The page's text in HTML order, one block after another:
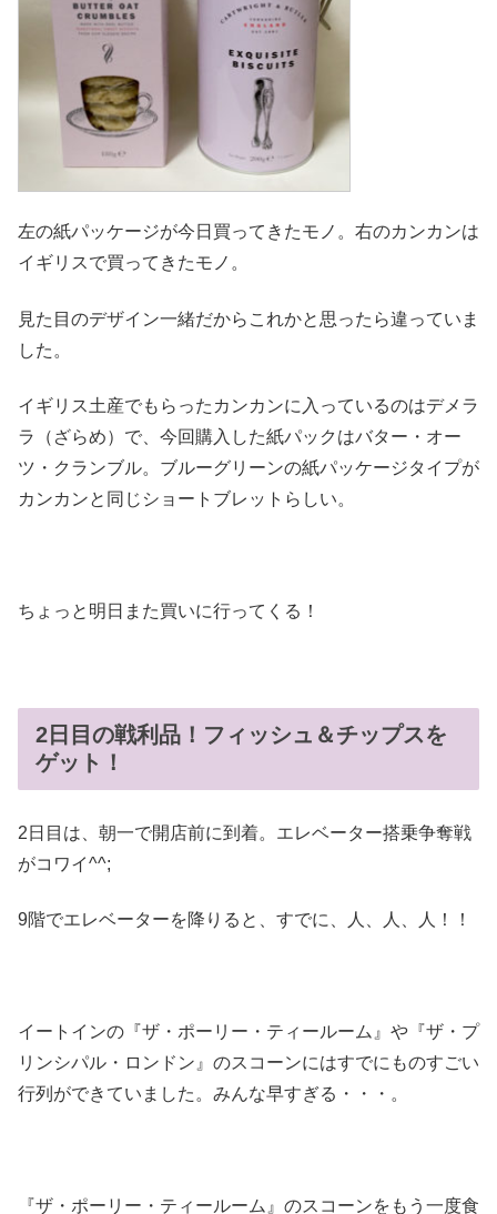
左の紙パッケージが今日買ってきたモノ。右のカンカンは
イギリスで買ってきたモノ。
見た目のデザイン一緒だからこれかと思ったら違っていま
した。
イギリス土産でもらったカンカンに入っているのはデメラ
ラ（ざらめ）で、今回購入した紙パックはバター・オー
ツ・クランブル。ブルーグリーンの紙パッケージタイプが
カンカンと同じショートブレットらしい。
ちょっと明日また買いに行ってくる！
2日目の戦利品！フィッシュ＆チップスを
ゲット！
2日目は、朝一で開店前に到着。エレベーター搭乗争奪戦
がコワイ^^;
9階でエレベーターを降りると、すでに、人、人、人！！
イートインの『ザ・ポーリー・ティールーム』や『ザ・プ
リンシパル・ロンドン』のスコーンにはすでにものすごい
行列ができていました。みんな早すぎる・・・。
『ザ・ポーリー・ティールーム』のスコーンをもう一度食